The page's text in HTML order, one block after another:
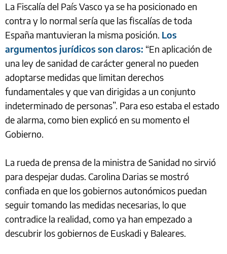
La Fiscalía del País Vasco ya se ha posicionado en
contra y lo normal sería que las fiscalías de toda
España mantuvieran la misma posición. Los
argumentos jurídicos son claros: “En aplicación de
una ley de sanidad de carácter general no pueden
adoptarse medidas que limitan derechos
fundamentales y que van dirigidas a un conjunto
indeterminado de personas”. Para eso estaba el estado
de alarma, como bien explicó en su momento el
Gobierno.
La rueda de prensa de la ministra de Sanidad no sirvió
para despejar dudas. Carolina Darias se mostró
confiada en que los gobiernos autonómicos puedan
seguir tomando las medidas necesarias, lo que
contradice la realidad, como ya han empezado a
descubrir los gobiernos de Euskadi y Baleares.